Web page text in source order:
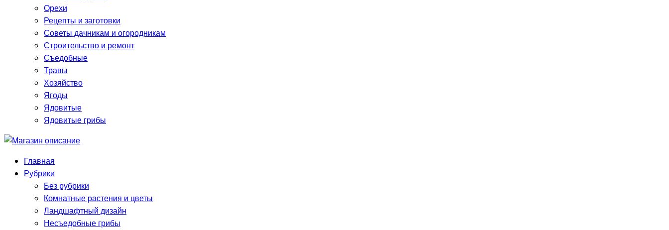
Орехи
Рецепты и заготовки
Советы дачникам и огородникам
Строительство и ремонт
Съедобные
Травы
Хозяйство
Ягоды
Ядовитые
Ядовитые грибы
Главная
Рубрики
Без рубрики
Комнатные растения и цветы
Ландшафтный дизайн
Несъедобные грибы